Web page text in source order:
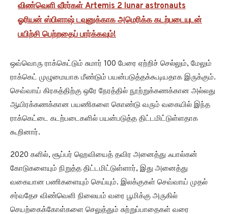
விண்வெளி வீரர்கள் Artemis 2 lunar astronauts
ஓரியன் ஸ்பிளாஷ் டவுனுக்காக அமெரிக்க கடற்படையுடன்
பயிற்சி பெற்றதைப் பார்க்கவும்!
ஒவ்வொரு ராக்கெட்டும் சுமார் 100 பேரை ஏற்றிச் செல்லும், மேலும்
ராக்கெட் முழுமையாக மீண்டும் பயன்படுத்தக்கூடியதாக இருக்கும்.
செவ்வாய் கிரகத்திற்கு ஒரே நேரத்தில் நூற்றுக்கணக்கான அல்லது
ஆயிரக்கணக்கான பயணிகளை கொண்டு வரும் வகையில் இந்த
ராக்கெட்டை கடற்படைகளில் பயன்படுத்த திட்டமிட்டுள்ளதாக
கூறினார்.
2020 களில், சூப்பர் ஹெவியைத் தவிர அனைத்து ஃபால்கன்
கோடுகளையும் நிறுத்த திட்டமிட்டுள்ளார், இது அனைத்து
வகையான பணிகளையும் செய்யும். இலக்குகள் செவ்வாய் முதல்
சர்வதேச விண்வெளி நிலையம் வரை பூமிக்கு அருகில்
செயற்கைக்கோள்களை செலுத்தும் சுற்றுப்பாதைகள் வரை